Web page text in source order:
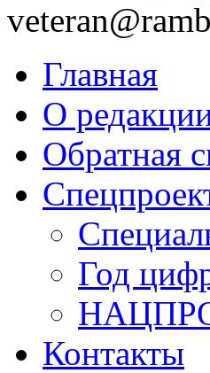
Главная
О
Обратная
Год
Контакты